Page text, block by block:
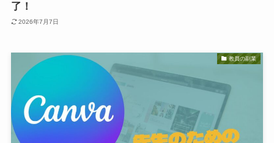
了！
2026年7月7日
教員の副業